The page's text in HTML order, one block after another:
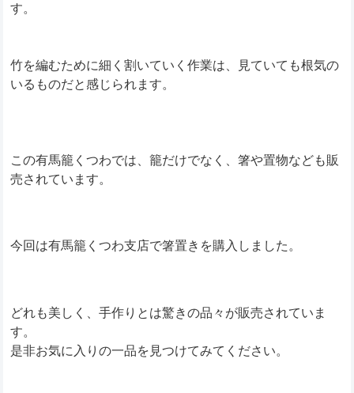
す。
竹を編むために細く割いていく作業は、見ていても根気の
いるものだと感じられます。
この有馬籠くつわでは、籠だけでなく、箸や置物なども販
売されています。
今回は有馬籠くつわ支店で箸置きを購入しました。
どれも美しく、手作りとは驚きの品々が販売されていま
す。
是非お気に入りの一品を見つけてみてください。